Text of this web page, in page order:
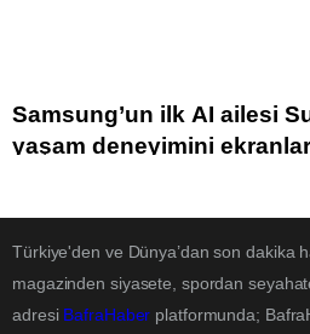
Samsung’un ilk AI ailesi
yaşam deneyimini
Türkiye'den ve Dünya’dan son dakika
magazinden siyasete, spordan
adresi BafraHaber platformunda;